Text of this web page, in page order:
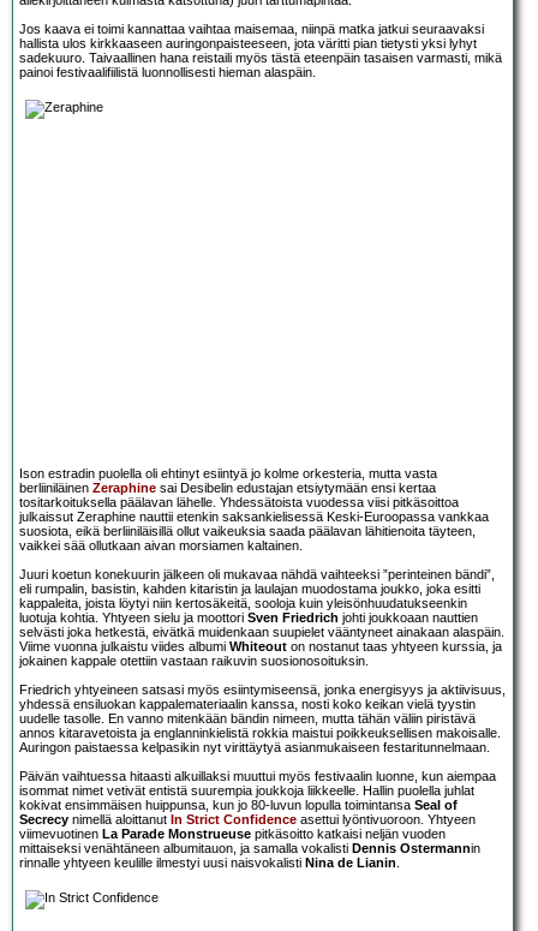
Jos kaava ei toimi kannattaa vaihtaa maisemaa, niinpä matka jatkui seuraavaksi
hallista ulos kirkkaaseen auringonpaisteeseen, jota väritti pian tietysti yksi lyhyt
sadekuuro. Taivaallinen hana reistaili myös tästä eteenpäin tasaisen varmasti, mikä
painoi festivaalifiilistä luonnollisesti hieman alaspäin.
Ison estradin puolella oli ehtinyt esiintyä jo kolme orkesteria, mutta vasta
berliiniläinen Zeraphine sai Desibelin edustajan etsiytymään ensi kertaa
tositarkoituksella päälavan lähelle. Yhdessätoista vuodessa viisi pitkäsoittoa
julkaissut Zeraphine nauttii etenkin saksankielisessä Keski-Euroopassa vankkaa
suosiota, eikä berliiniläisillä ollut vaikeuksia saada päälavan lähitienoita täyteen,
vaikkei sää ollutkaan aivan morsiamen kaltainen.
Juuri koetun konekuurin jälkeen oli mukavaa nähdä vaihteeksi ”perinteinen bändi”,
eli rumpalin, basistin, kahden kitaristin ja laulajan muodostama joukko, joka esitti
kappaleita, joista löytyi niin kertosäkeitä, sooloja kuin yleisönhuudatukseenkin
luotuja kohtia. Yhtyeen sielu ja moottori Sven Friedrich johti joukkoaan nauttien
selvästi joka hetkestä, eivätkä muidenkaan suupielet vääntyneet ainakaan alaspäin.
Viime vuonna julkaistu viides albumi Whiteout on nostanut taas yhtyeen kurssia, ja
jokainen kappale otettiin vastaan raikuvin suosionosoituksin.
Friedrich yhtyeineen satsasi myös esiintymiseensä, jonka energisyys ja aktiivisuus,
yhdessä ensiluokan kappalemateriaalin kanssa, nosti koko keikan vielä tyystin
uudelle tasolle. En vanno mitenkään bändin nimeen, mutta tähän väliin piristävä
annos kitaravetoista ja englanninkielistä rokkia maistui poikkeuksellisen makoisalle.
Auringon paistaessa kelpasikin nyt virittäytyä asianmukaiseen festaritunnelmaan.
Päivän vaihtuessa hitaasti alkuillaksi muuttui myös festivaalin luonne, kun aiempaa
isommat nimet vetivät entistä suurempia joukkoja liikkeelle. Hallin puolella juhlat
kokivat ensimmäisen huippunsa, kun jo 80-luvun lopulla toimintansa Seal of
Secrecy nimellä aloittanut In Strict Confidence asettui lyöntivuoroon. Yhtyeen
viimevuotinen La Parade Monstrueuse pitkäsoitto katkaisi neljän vuoden
mittaiseksi venähtäneen albumitauon, ja samalla vokalisti Dennis Ostermannin
rinnalle yhtyeen keulille ilmestyi uusi naisvokalisti Nina de Lianin.